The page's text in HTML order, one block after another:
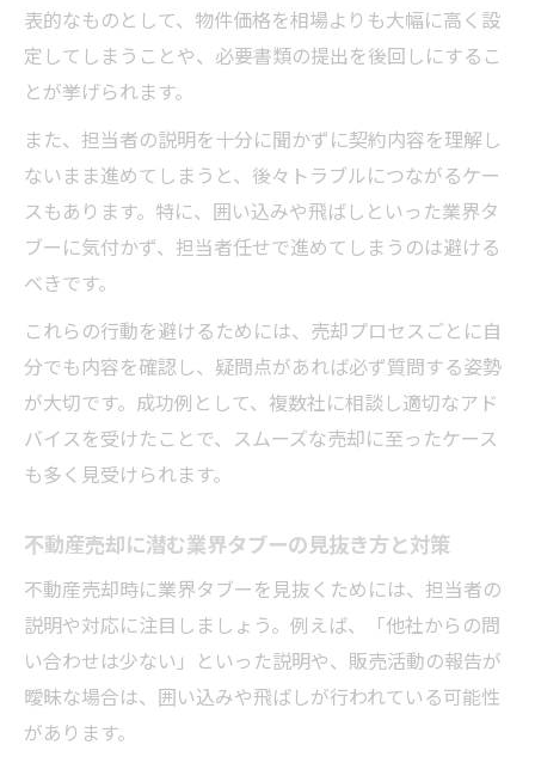
税負担を抑える不動産売却の控除活用術
不動産売却で得するための節税ポイント
売却時に役立つ不動産売却税金の知識
不動産売却で知りたい税金優遇の最新情報
表的なものとして、物件価格を相場よりも大幅に高く設
定してしまうことや、必要書類の提出を後回しにするこ
とが挙げられます。
また、担当者の説明を十分に聞かずに契約内容を理解し
ないまま進めてしまうと、後々トラブルにつながるケー
スもあります。特に、囲い込みや飛ばしといった業界タ
ブーに気付かず、担当者任せで進めてしまうのは避ける
べきです。
これらの行動を避けるためには、売却プロセスごとに自
分でも内容を確認し、疑問点があれば必ず質問する姿勢
が大切です。成功例として、複数社に相談し適切なアド
バイスを受けたことで、スムーズな売却に至ったケース
も多く見受けられます。
不動産売却に潜む業界タブーの見抜き方と対策
不動産売却時に業界タブーを見抜くためには、担当者の
説明や対応に注目しましょう。例えば、「他社からの問
い合わせは少ない」といった説明や、販売活動の報告が
曖昧な場合は、囲い込みや飛ばしが行われている可能性
があります。